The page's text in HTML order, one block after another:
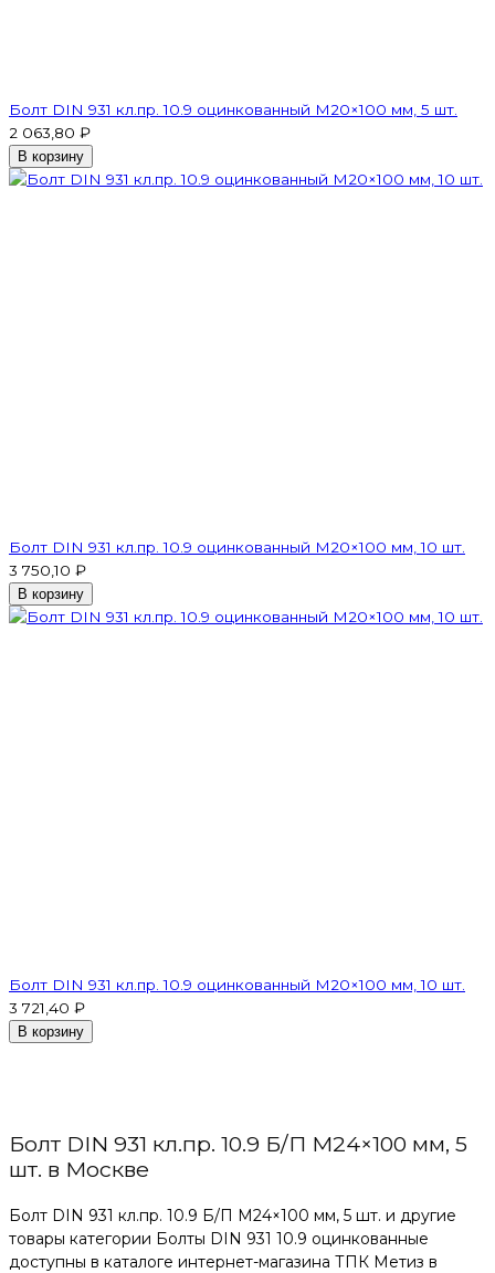
Болт DIN 931 кл.пр. 10.9 оцинкованный М20×100 мм, 5 шт.
2 063,80 ₽
В корзину
Болт DIN 931 кл.пр. 10.9 оцинкованный М20×100 мм, 10 шт.
3 750,10 ₽
В корзину
Болт DIN 931 кл.пр. 10.9 оцинкованный М20×100 мм, 10 шт.
3 721,40 ₽
В корзину
Болт DIN 931 кл.пр. 10.9 Б/П М24×100 мм, 5
шт. в Москве
Болт DIN 931 кл.пр. 10.9 Б/П М24×100 мм, 5 шт. и другие
товары категории Болты DIN 931 10.9 оцинкованные
доступны в каталоге интернет-магазина ТПК Метиз в